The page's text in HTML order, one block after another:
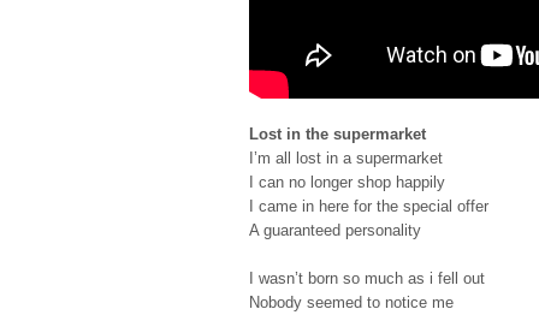
Lost in the supermarket
I’m all lost in a supermarket
I can no longer shop happily
I came in here for the special offer
A guaranteed personality
I wasn’t born so much as i fell out
Nobody seemed to notice me